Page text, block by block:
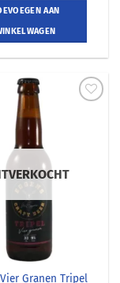
AAN
Granen Tripel